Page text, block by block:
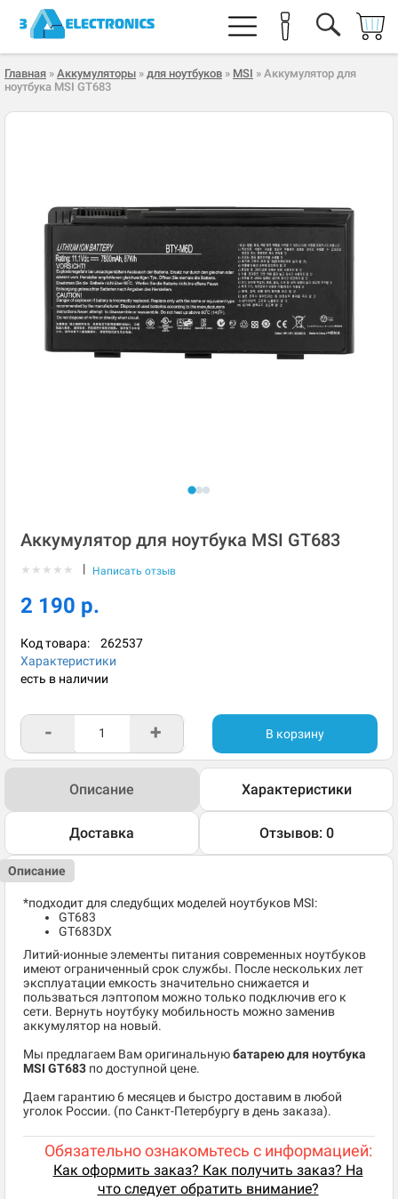
Главная » Аккумуляторы » для ноутбуков » MSI » Аккумулятор для
ноутбука MSI GT683
Аккумулятор для ноутбука MSI GT683
★ ★ ★ ★ ★ | Написать отзыв
2 190 р.
Код товара: 262537
Характеристики
есть в наличии
- + В корзину
Описание Характеристики
Доставка Отзывов: 0
Описание
*подходит для следубщих моделей ноутбуков MSI:
GT683
GT683DX
Литий-ионные элементы питания современных ноутбуков
имеют ограниченный срок службы. После нескольких лет
эксплуатации емкость значительно снижается и
пользваться лэптопом можно только подключив его к
сети. Вернуть ноутбуку мобильность можно заменив
аккумулятор на новый.
Мы предлагаем Вам оригинальнуюбатарею для ноутбука
MSI GT683 по доступной цене.
Даем гарантию 6 месяцев и быстро доставим в любой
уголок России. (по Санкт-Петербургу в день заказа).
Обязательно ознакомьтесь с информацией:
Как оформить заказ? Как получить заказ? На
что следует обратить внимание?